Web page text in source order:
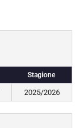
Stagione
2025/2026